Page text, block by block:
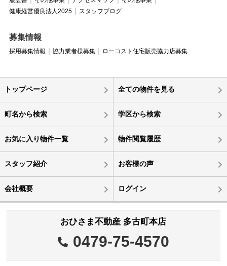
健康経営優良法人2025
スタッフブログ
募集情報
採用募集情報 協力業者様募集 ローコスト住宅販売協力店募集
トップページ 全ての物件を見る
町名から検索 学区から検索
お気に入り物件一覧 物件閲覧履歴
スタッフ紹介 お客様の声
会社概要 ログイン
おひさま不動産 多古町本店
0479-75-4570